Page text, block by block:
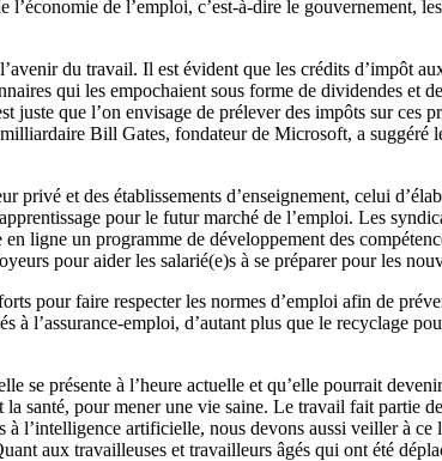
de l’emploi, c’est-à-dire le gouvernement,
du travail. Il est évident que les crédits d’impôt
qui les empochaient sous forme de dividendes et
que l’on envisage de prélever des impôts sur ces
Bill Gates, fondateur de Microsoft, a suggéré
et des établissements d’enseignement, celui
pour le futur marché de l’emploi. Les
ligne un programme de développement des
pour aider les salarié(e)s à se préparer pour les
pour faire respecter les normes d’emploi afin de
l’assurance-emploi, d’autant plus que le recyclage
se présente à l’heure actuelle et qu’elle pourrait
santé, pour mener une vie saine. Le travail fait partie
l’intelligence artificielle, nous devons aussi veiller à
aux travailleuses et travailleurs âgés qui ont été